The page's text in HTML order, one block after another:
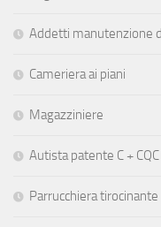
Addetti manutenzione
Cameriera ai piani
Magazziniere
Autista patente C +
Parrucchiera tirocinante